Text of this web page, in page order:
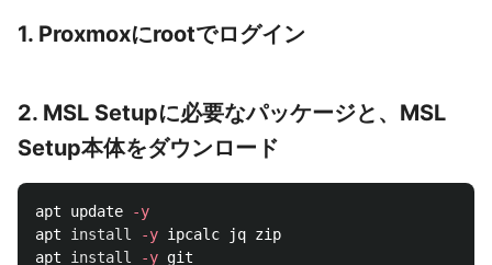
1. Proxmoxにrootでログイン
2. MSL Setupに必要なパッケージと、MSL
Setup本体をダウンロード
apt update
-y
apt install -y ipcalc jq zip
apt install -y git